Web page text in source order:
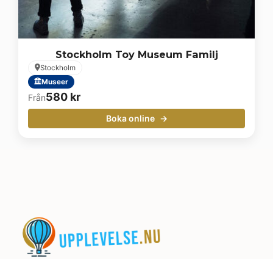
Stockholm Toy Museum Familj
Stockholm
Museer
Från580 kr
Boka online